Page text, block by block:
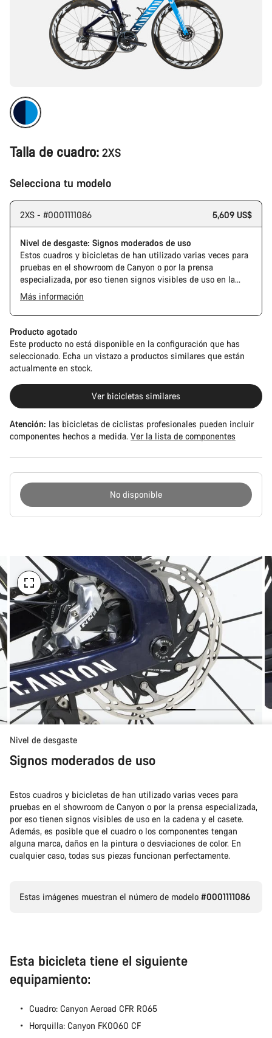
Talla de cuadro: 2XS
Selecciona tu modelo
2XS - #0001111086 5,609 US$
Nivel de desgaste: Signos moderados de uso
Estos cuadros y bicicletas de han utilizado varias veces para
pruebas en el showroom de Canyon o por la prensa
especializada, por eso tienen signos visibles de uso en la
cadena y el casete. Además, es posible que el cuadro o los
componentes tengan alguna marca, daños en la pintura o
desviaciones de color. En cualquier caso, todas sus piezas
funcionan perfectamente.
Más información
Producto agotado
Este producto no está disponible en la configuración que has
seleccionado. Echa un vistazo a productos similares que están
actualmente en stock.
Ver bicicletas similares
Atención: las bicicletas de ciclistas profesionales pueden incluir
componentes hechos a medida. Ver la lista de componentes
No disponible
Nivel de desgaste
Signos moderados de uso
Estos cuadros y bicicletas de han utilizado varias veces para
pruebas en el showroom de Canyon o por la prensa especializada,
por eso tienen signos visibles de uso en la cadena y el casete.
Además, es posible que el cuadro o los componentes tengan
alguna marca, daños en la pintura o desviaciones de color. En
cualquier caso, todas sus piezas funcionan perfectamente.
Estas imágenes muestran el número de modelo #0001111086
Esta bicicleta tiene el siguiente
equipamiento:
Cuadro: Canyon Aeroad CFR R065
Horquilla: Canyon FK0060 CF